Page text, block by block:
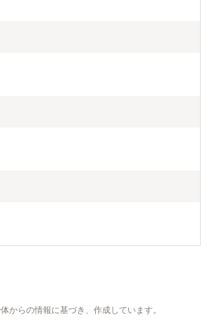
からの情報に基づき、作成しています。